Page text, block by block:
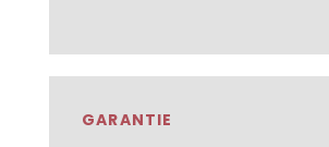
GARANTIE